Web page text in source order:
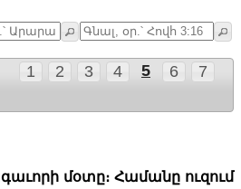
1 2 3 4 5 6
7
մօտը։ Համանը ուզում